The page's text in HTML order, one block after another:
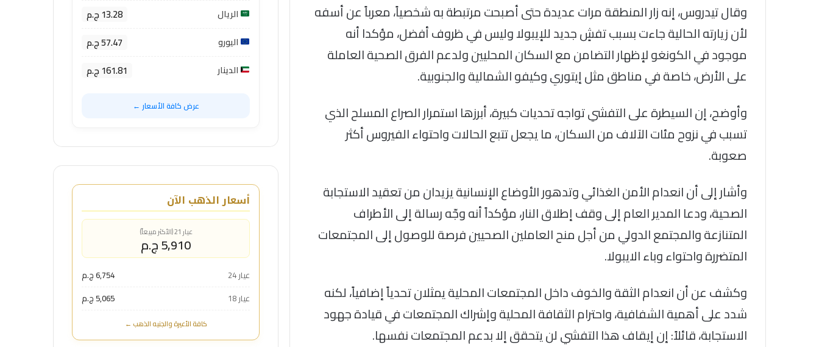
وقال تيدروس، إنه زار المنطقة مرات عديدة حتى أصبحت مرتبطة به شخصياً، معرباً عن أسفه
لأن زيارته الحالية جاءت بسبب تفشٍ جديد للإيبولا وليس في ظروف أفضل، مؤكدا أنه
موجود في الكونغو لإظهار التضامن مع السكان المحليين ولدعم الفرق الصحية العاملة
على الأرض، خاصة في مناطق مثل إيتوري وكيفو الشمالية والجنوبية.
وأوضح، إن السيطرة على التفشي تواجه تحديات كبيرة، أبرزها استمرار الصراع المسلح الذي
تسبب في نزوح مئات الآلاف من السكان، ما يجعل تتبع الحالات واحتواء الفيروس أكثر
صعوبة.
وأشار إلى أن انعدام الأمن الغذائي وتدهور الأوضاع الإنسانية يزيدان من تعقيد الاستجابة
الصحية، ودعا المدير العام إلى وقف إطلاق النار، مؤكداً أنه وجّه رسالة إلى الأطراف
المتنازعة والمجتمع الدولي من أجل منح العاملين الصحيين فرصة للوصول إلى المجتمعات
المتضررة واحتواء وباء الايبولا.
وكشف عن أن انعدام الثقة والخوف داخل المجتمعات المحلية يمثلان تحدياً إضافياً، لكنه
شدد على أهمية الشفافية، واحترام الثقافة المحلية وإشراك المجتمعات في قيادة جهود
الاستجابة، قائلاً: إن إيقاف هذا التفشي لن يتحقق إلا بدعم المجتمعات نفسها.
الريال 13.28 ج.م
اليورو 57.47 ج.م
الدينار 161.81 ج.م
عرض كافة الأسعار ←
أسعار الذهب الآن
عيار 21 (الأكثر مبيعاً)
5,910 ج.م
عيار 24
6,754 ج.م
عيار 18
5,065 ج.م
كافة الأعيرة والجنيه الذهب ←